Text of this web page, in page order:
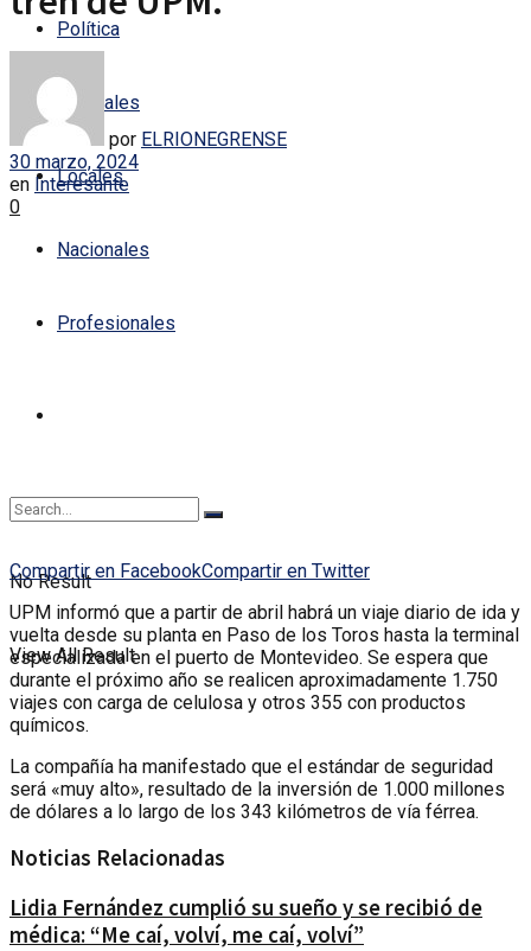
Política
Policiales
Locales
Nacionales
Profesionales
No Result
View All Result
por ELRIONEGRENSE
30 marzo, 2024
en Interesante
0
Compartir en FacebookCompartir en Twitter
UPM informó que a partir de abril habrá un viaje diario de ida y
vuelta desde su planta en Paso de los Toros hasta la terminal
especializada en el puerto de Montevideo. Se espera que
durante el próximo año se realicen aproximadamente 1.750
viajes con carga de celulosa y otros 355 con productos
químicos.
La compañía ha manifestado que el estándar de seguridad
será «muy alto», resultado de la inversión de 1.000 millones
de dólares a lo largo de los 343 kilómetros de vía férrea.
Noticias Relacionadas
Lidia Fernández cumplió su sueño y se recibió de
médica: “Me caí, volví, me caí, volví”